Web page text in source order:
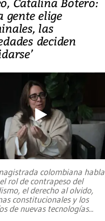
gente elige
las
deciden
colombiana habla
rol de contrapeso del
el derecho al olvido,
constitucionales y los
de nuevas tecnologías...